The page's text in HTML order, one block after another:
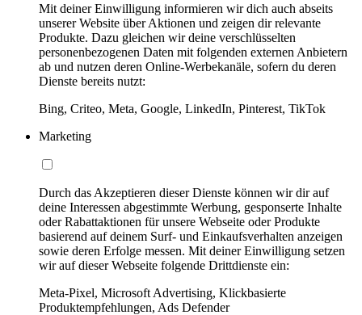
Mit deiner Einwilligung informieren wir dich auch abseits
unserer Website über Aktionen und zeigen dir relevante
Produkte. Dazu gleichen wir deine verschlüsselten
personenbezogenen Daten mit folgenden externen Anbietern
ab und nutzen deren Online-Werbekanäle, sofern du deren
Dienste bereits nutzt:
Bing, Criteo, Meta, Google, LinkedIn, Pinterest, TikTok
Marketing
Durch das Akzeptieren dieser Dienste können wir dir auf
deine Interessen abgestimmte Werbung, gesponserte Inhalte
oder Rabattaktionen für unsere Webseite oder Produkte
basierend auf deinem Surf- und Einkaufsverhalten anzeigen
sowie deren Erfolge messen. Mit deiner Einwilligung setzen
wir auf dieser Webseite folgende Drittdienste ein:
Meta-Pixel, Microsoft Advertising, Klickbasierte
Produktempfehlungen, Ads Defender